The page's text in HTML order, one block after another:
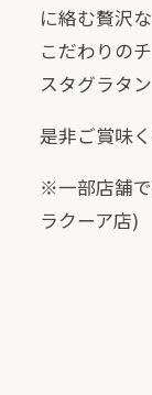
に絡む贅沢
こだわりの
スタグラタン
是非ご賞味
※一部店舗
ラクーア店)